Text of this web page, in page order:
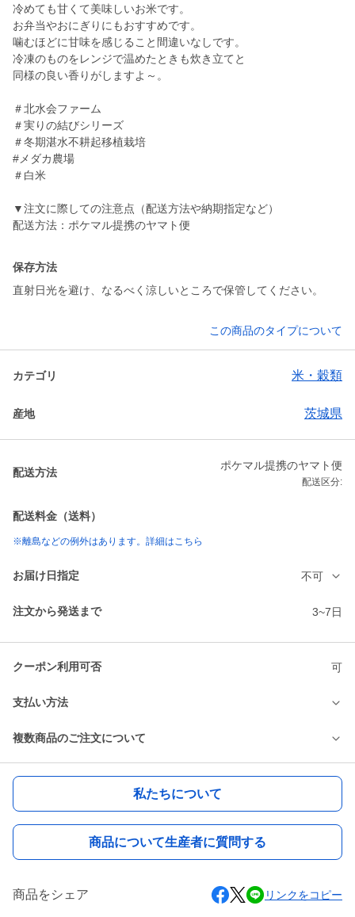
冷めても甘くて美味しいお米です。
お弁当やおにぎりにもおすすめです。
噛むほどに甘味を感じること間違いなしです。
冷凍のものをレンジで温めたときも炊き立てと
同様の良い香りがしますよ～。
＃北水会ファーム
＃実りの結びシリーズ
＃冬期湛水不耕起移植栽培
#メダカ農場
＃白米
▼注文に際しての注意点（配送方法や納期指定など）
配送方法：ポケマル提携のヤマト便
保存方法
直射日光を避け、なるべく涼しいところで保管してください。
この商品のタイプについて
カテゴリ 米・穀類
産地 茨城県
配送方法
ポケマル提携のヤマト便
配送区分:
配送料金（送料）
※離島などの例外はあります。詳細はこちら
お届け日指定 不可
注文から発送まで 3~7日
クーポン利用可否 可
支払い方法
複数商品のご注文について
私たちについて
商品について生産者に質問する
商品をシェア リンクをコピー